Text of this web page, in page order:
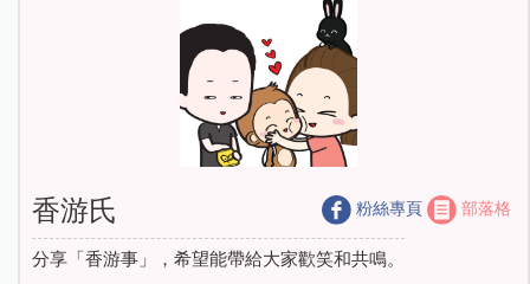
香游氏 粉絲專頁 部落格
分享「香游事」，希望能帶給大家歡笑和共鳴。